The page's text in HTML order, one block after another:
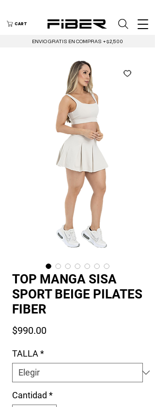
CART
ENVIO GRATIS EN COMPRAS +$2,500
TOP MANGA SISA
SPORT BEIGE PILATES
FIBER
$990.00Precio
TALLA *
Cantidad *